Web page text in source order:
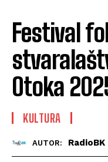
Festival
Otoka
KULTURA
AUTOR: RadioBK